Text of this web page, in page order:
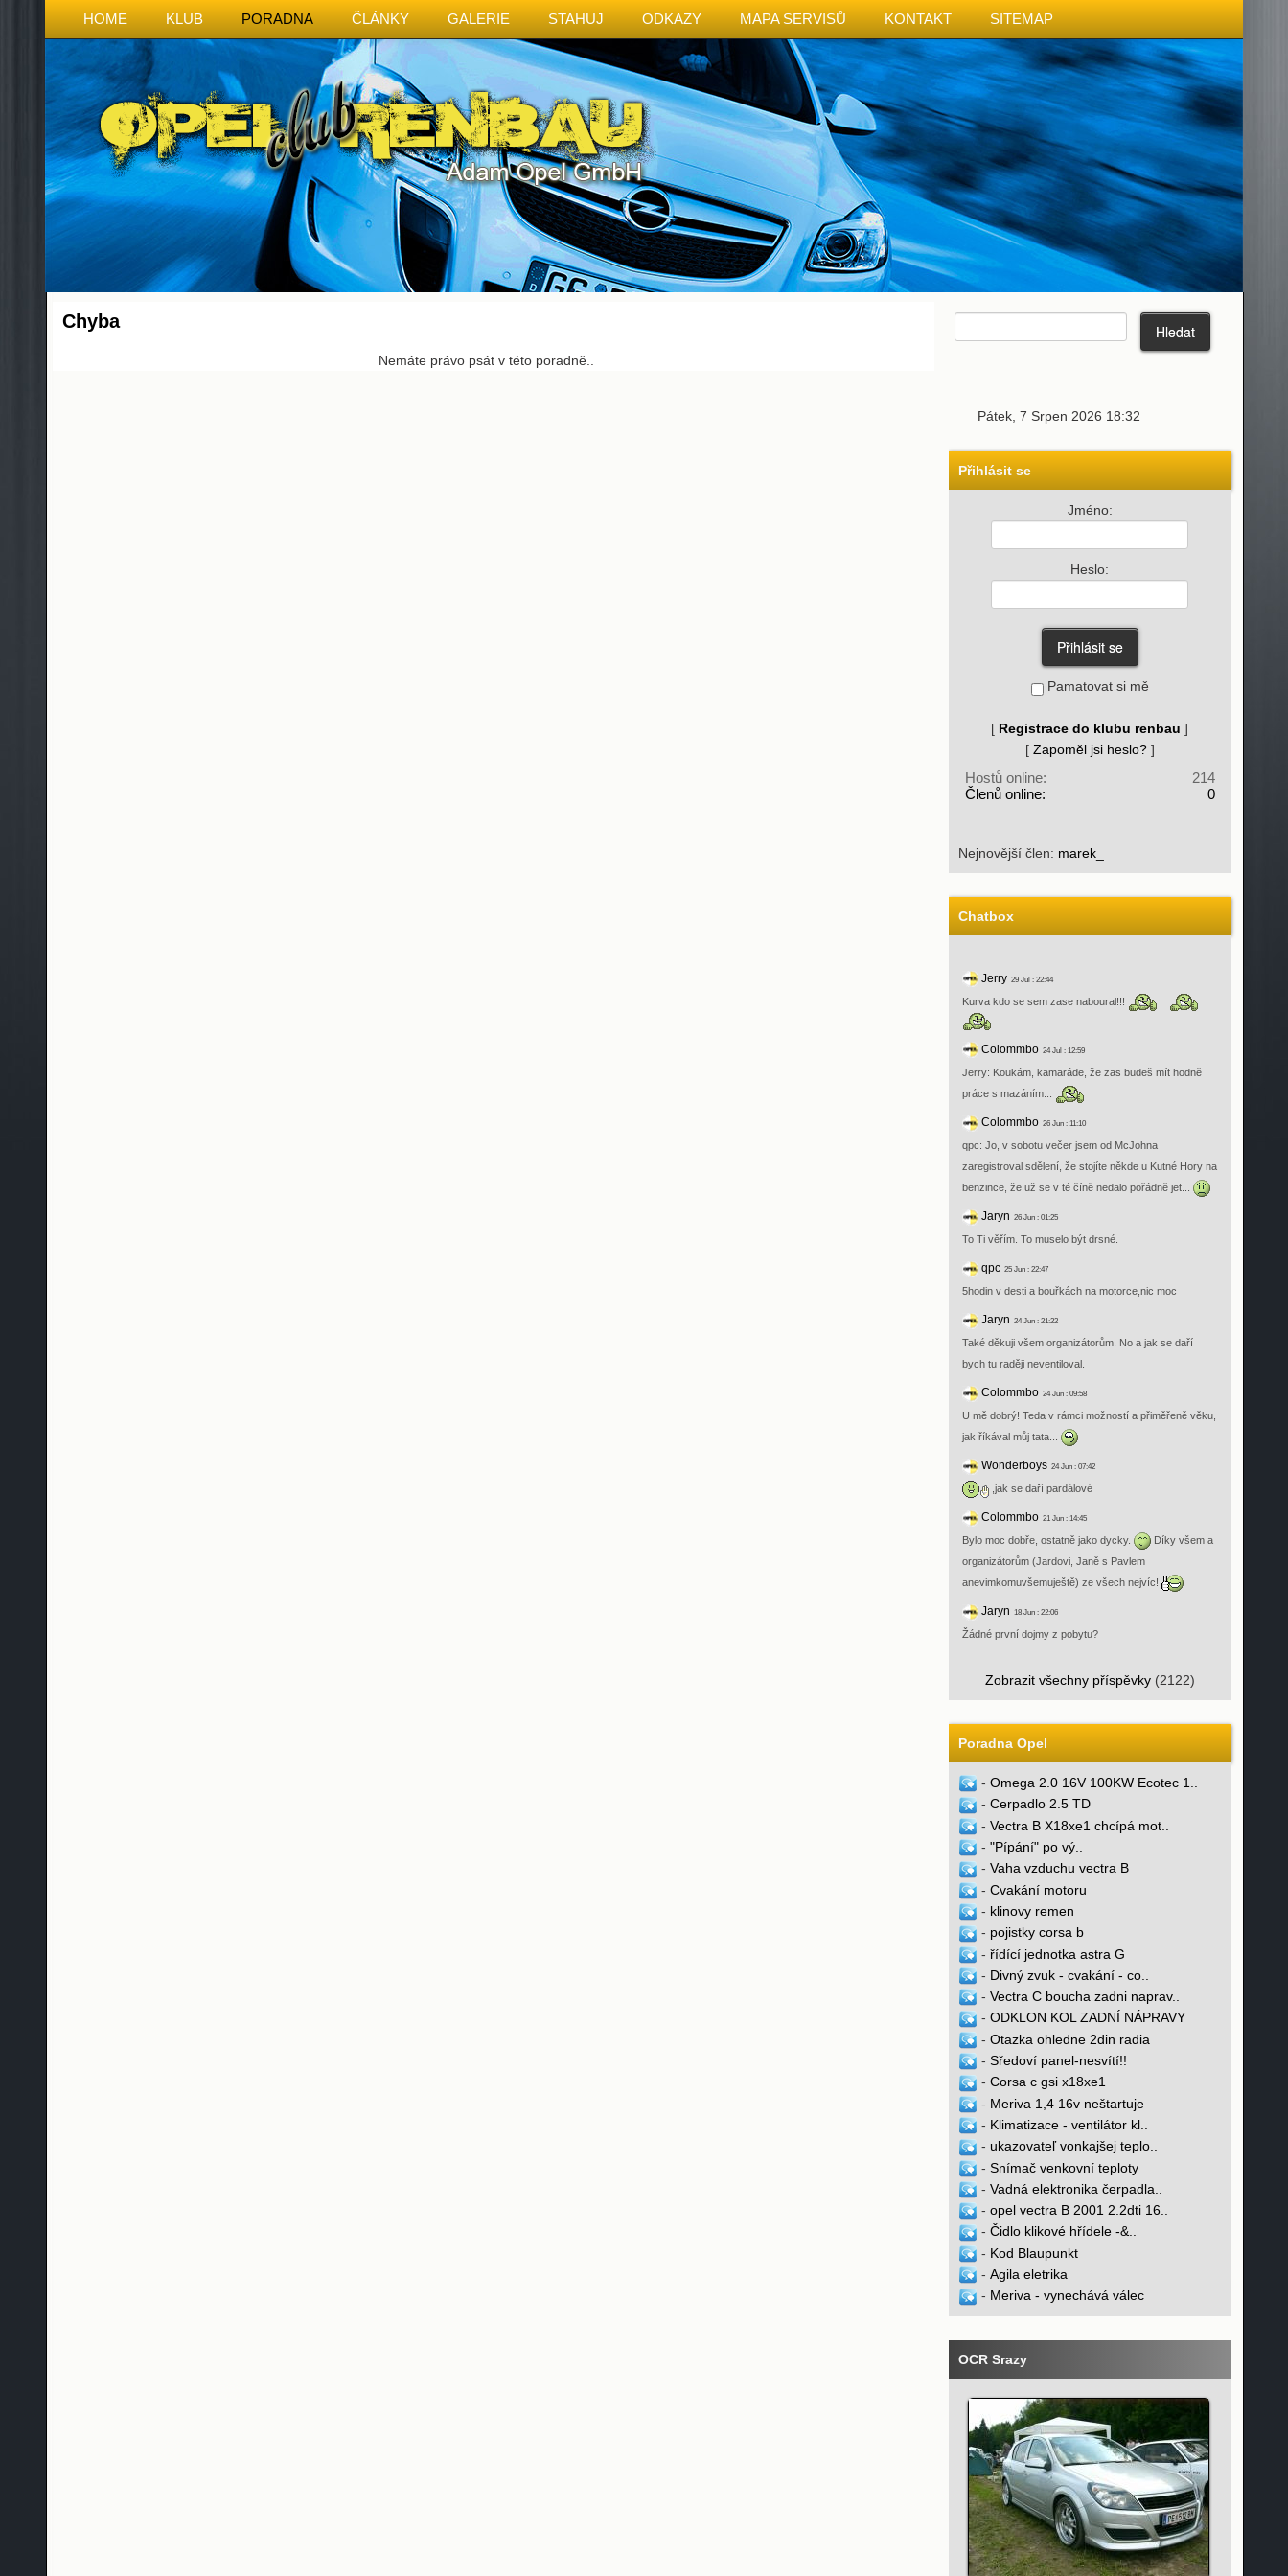
HOME KLUB PORADNA ČLÁNKY GALERIE STAHUJ ODKAZY MAPA SERVISŮ KONTAKT SITEMAP
Chyba
Nemáte právo psát v této poradně..
Pátek, 7 Srpen 2026 18:32
Přihlásit se
Jméno:
Heslo:
Pamatovat si mě
[ Registrace do klubu renbau ]
[ Zapoměl jsi heslo?]
Hostů online:
214
Členů online:
0
Nejnovější člen: marek_
Chatbox
Jerry29 Jul : 22:44
Kurva kdo se sem zase naboural!!!
Colommbo24 Jul : 12:59
Jerry: Koukám, kamaráde, že zas budeš mít hodně
práce s mazáním...
Colommbo26 Jun : 11:10
qpc: Jo, v sobotu večer jsem od McJohna
zaregistroval sdělení, že stojíte někde u Kutné Hory na
benzince, že už se v té číně nedalo pořádně jet...
Jaryn 26 Jun : 01:25
To Ti věřím. To muselo být drsné.
qpc25 Jun : 22:47
5hodin v desti a bouřkách na motorce,nic moc
Jaryn 24 Jun : 21:22
Také děkuji všem organizátorům. No a jak se daří
bych tu raději neventiloval.
Colommbo24 Jun : 09:58
U mě dobrý! Teda v rámci možností a přiměřeně věku,
jak říkával můj tata...
Wonderboys24 Jun : 07:42
,jak se daří pardálové
Colommbo21 Jun : 14:45
Bylo moc dobře, ostatně jako dycky.
Díky všem a
organizátorům (Jardovi, Janě s Pavlem
anevimkomuvšemuještě) ze všech nejvíc!
Jaryn 18 Jun : 22:06
Žádné první dojmy z pobytu?
Zobrazit všechny příspěvky(2122)
Poradna Opel
- Omega 2.0 16V 100KW Ecotec 1..
- Cerpadlo 2.5 TD
- Vectra B X18xe1 chcípá mot..
- "Pípání" po vý..
- Vaha vzduchu vectra B
- Cvakání motoru
- klinovy remen
- pojistky corsa b
- řídící jednotka astra G
- Divný zvuk - cvakání - co..
- Vectra C boucha zadni naprav..
- ODKLON KOL ZADNÍ NÁPRAVY
- Otazka ohledne 2din radia
- Sředoví panel-nesvítí!!
- Corsa c gsi x18xe1
- Meriva 1,4 16v neštartuje
- Klimatizace - ventilátor kl..
- ukazovateľ vonkajšej teplo..
- Snímač venkovní teploty
- Vadná elektronika čerpadla..
- opel vectra B 2001 2.2dti 16..
- Čidlo klikové hřídele -&..
- Kod Blaupunkt
- Agila eletrika
- Meriva - vynechává válec
OCR Srazy